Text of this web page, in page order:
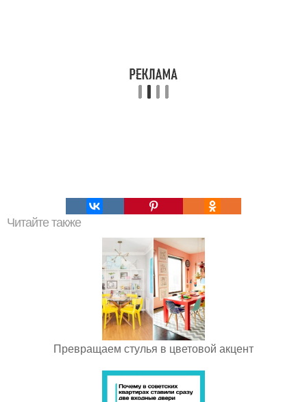
Читайте также
Превращаем стулья в цветовой акцент